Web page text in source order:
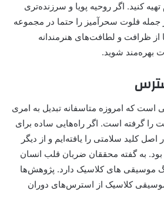
کنید. اگر روحیه پویا و سرزنده‌تری
جمله فلوت سحرآمیز را حتما در مجموعه
از ظرافت و لطافت‌های هنرمندانه
بهره‌مند شوید.
است که امروزه متاسفانه تبدیل به امری
را گرفته است. اگر راه‌هایی ساده برای
کلید سلامتی را یافته‌ایم و از دیگر
بود. به گفته محققان ضربان قلب انسان
موسیقی های کلاسیک دارد. پژوهش‌ها
کلاسیک از استرس‌های دوران